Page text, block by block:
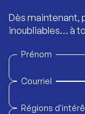
Dès maintenant,
inoubliables… à
Prénom
Courriel
Régions